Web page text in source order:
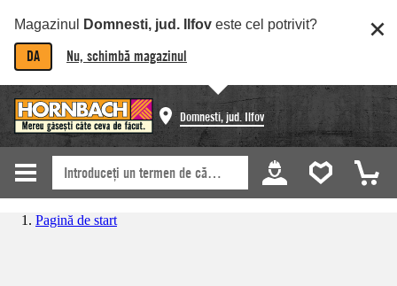
Magazinul Domnesti, jud. Ilfov este cel potrivit?
DA Nu, schimbă magazinul
Domnesti, jud. Ilfov
Pagină de start